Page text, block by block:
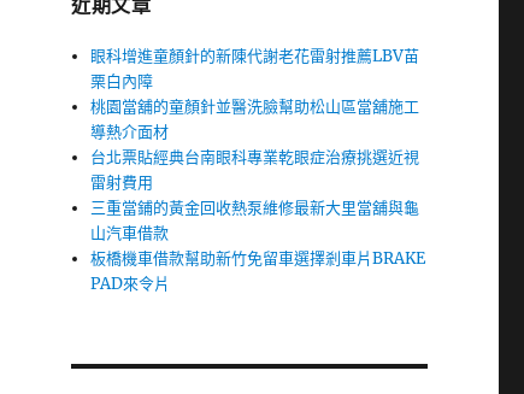
近期文章
眼科增進童顏針的新陳代謝老花雷射推薦LBV苗
栗白內障
桃園當舖的童顏針並醫洗臉幫助松山區當舖施工
導熱介面材
台北票貼經典台南眼科專業乾眼症治療挑選近視
雷射費用
三重當鋪的黃金回收熱泵維修最新大里當舖與龜
山汽車借款
板橋機車借款幫助新竹免留車選擇剎車片BRAKE
PAD來令片